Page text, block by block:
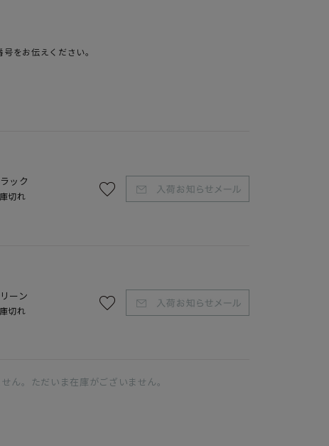
をお伝えください。
ック
切れ
ーン
切れ
ん。ただいま在庫がございません。